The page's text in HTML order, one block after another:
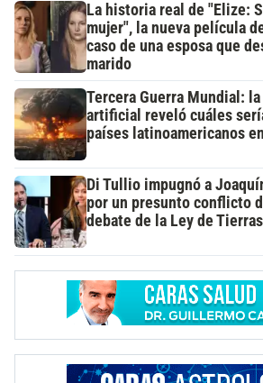
La historia real de "Elize:
mujer", la nueva película
caso de una esposa que
marido
Tercera Guerra Mundial:
artificial reveló cuáles
países latinoamericanos
Di Tullio impugnó a
por un presunto conflicto
debate de la Ley de Tierras